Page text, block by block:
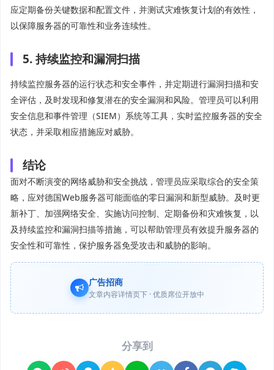
应定期备份关键数据和配置文件，并测试灾难恢复计划的有效性，
以保障服务器的可靠性和业务连续性。
5. 持续监控和漏洞扫描
持续监控服务器的运行状态和安全事件，并定期进行漏洞扫描和安
全评估，及时发现和修复潜在的安全漏洞和风险。管理员可以利用
安全信息和事件管理（SIEM）系统等工具，实时监控服务器的安全
状态，并采取相应措施应对威胁。
结论
面对不断演变的网络威胁和安全挑战，管理员应采取综合的安全策
略，应对德国Web服务器可能面临的零日漏洞和新型威胁。及时更
新补丁、加强网络安全、实施访问控制、定期备份和灾难恢复，以
及持续监控和漏洞扫描等措施，可以帮助管理员有效提升服务器的
安全性和可靠性，保护服务器免受攻击和威胁的影响。
广告招商
文章内容详情页下 · 优质席位开放中
分享到